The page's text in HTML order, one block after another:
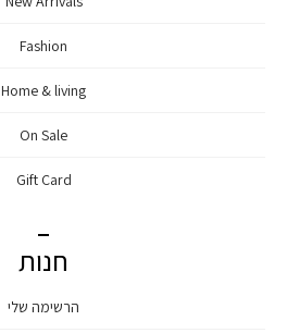
Fashion
Home & living
On Sale
Gift Card
חנות
הרשימה שלי